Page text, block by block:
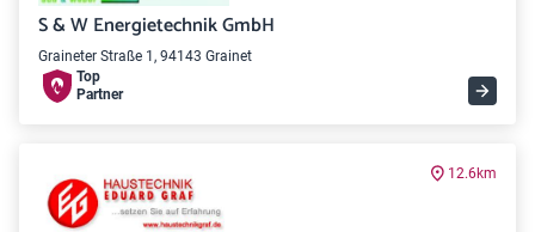
S & W Energietechnik GmbH
Graineter Straße 1, 94143 Grainet
Top
Partner
12.6km